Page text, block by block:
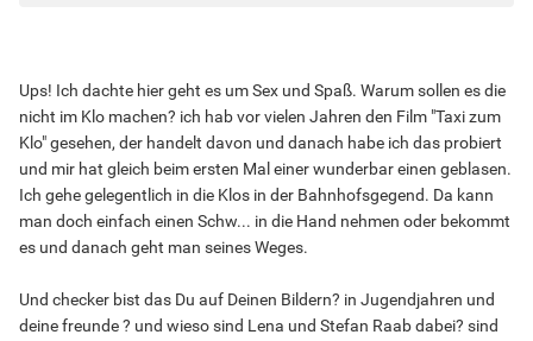
Ups! Ich dachte hier geht es um Sex und Spaß. Warum sollen es die
nicht im Klo machen? ich hab vor vielen Jahren den Film "Taxi zum
Klo" gesehen, der handelt davon und danach habe ich das probiert
und mir hat gleich beim ersten Mal einer wunderbar einen geblasen.
Ich gehe gelegentlich in die Klos in der Bahnhofsgegend. Da kann
man doch einfach einen Schw... in die Hand nehmen oder bekommt
es und danach geht man seines Weges.
Und checker bist das Du auf Deinen Bildern? in Jugendjahren und
deine freunde ? und wieso sind Lena und Stefan Raab dabei? sind